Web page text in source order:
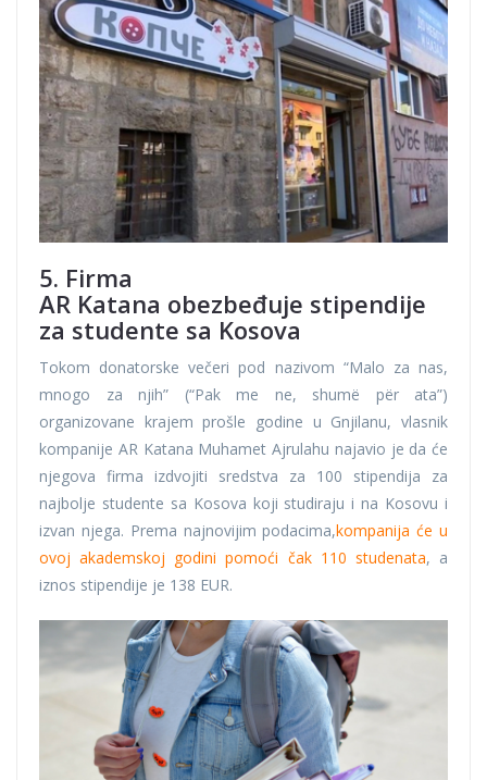
5. Firma
AR Katana obezbeđuje stipendije
za studente sa Kosova
Tokom donatorske večeri pod nazivom “Malo za nas,
mnogo za njih” (“Pak me ne, shumë për ata”)
organizovane krajem prošle godine u Gnjilanu, vlasnik
kompanije AR Katana Muhamet Ajrulahu najavio je da će
njegova firma izdvojiti sredstva za 100 stipendija za
najbolje studente sa Kosova koji studiraju i na Kosovu i
izvan njega. Prema najnovijim podacima,kompanija će u
ovoj akademskoj godini pomoći čak 110 studenata, a
iznos stipendije je 138 EUR.